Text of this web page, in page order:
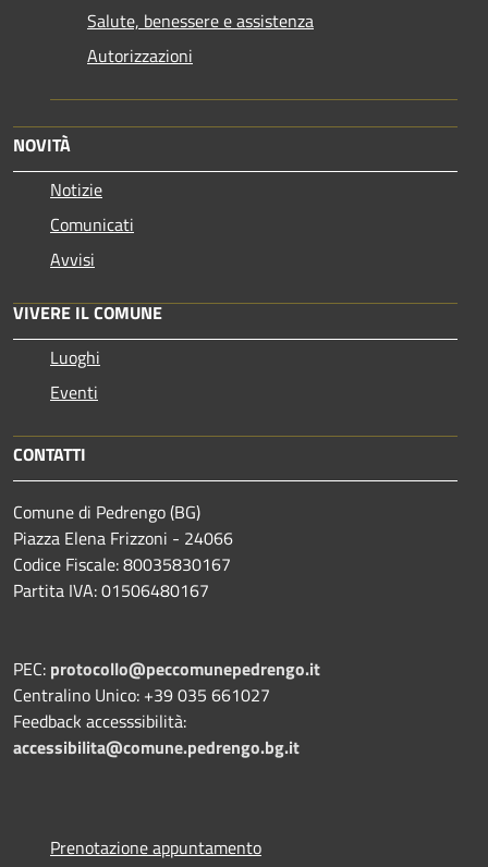
Salute, benessere e assistenza
Autorizzazioni
NOVITÀ
Notizie
Comunicati
Avvisi
VIVERE IL COMUNE
Luoghi
Eventi
CONTATTI
Comune di Pedrengo (BG)
Piazza Elena Frizzoni - 24066
Codice Fiscale: 80035830167
Partita IVA: 01506480167
PEC: protocollo@peccomunepedrengo.it
Centralino Unico: +39 035 661027
Feedback accesssibilità:
accessibilita@comune.pedrengo.bg.it
Prenotazione appuntamento